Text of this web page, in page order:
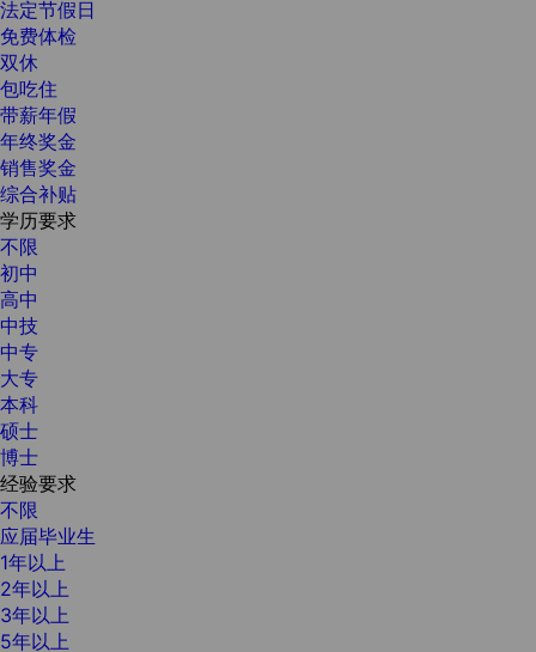
法定节假日
免费体检
双休
包吃住
带薪年假
年终奖金
销售奖金
综合补贴
学历要求
不限
初中
高中
中技
中专
大专
本科
硕士
博士
经验要求
不限
应届毕业生
1年以上
2年以上
3年以上
5年以上